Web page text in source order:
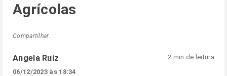
Agrícolas
Compartilhar
Angela Ruiz
06/12/2023 às 18:34
2 min de leitura